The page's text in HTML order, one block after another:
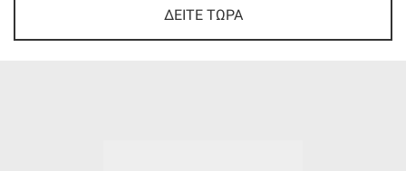
ΔΕΙΤΕ ΤΩΡΑ